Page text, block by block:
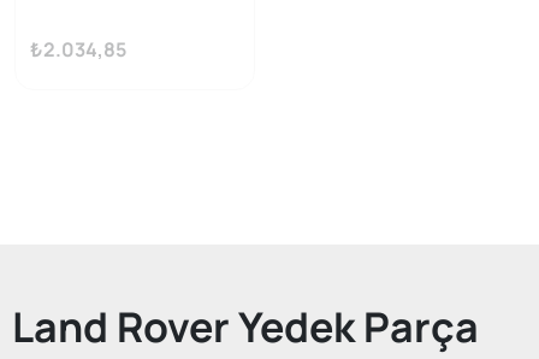
Arka Sağ Sol
₺2.034,85
Land Rover Yedek Parça